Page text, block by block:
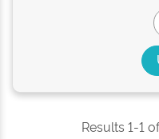
Results 1-1